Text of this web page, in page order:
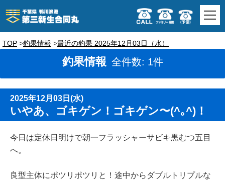
TOP 釣果情報 最近の釣果 2025年12月03日（水）
釣果情報 全件数: 1件
2025年12月03日(水)
いやあ、ゴキゲン！ゴキゲン〜(^｡^)！
今日は定休日明けで朝一フラッシャーサビキ黒むつ五目
へ。
良型主体にポツリポツリと！途中からダブルトリプルな